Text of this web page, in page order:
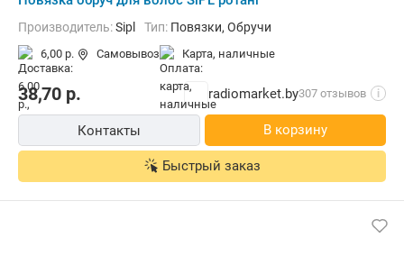
Производитель:Sipl Тип: Повязки, Обручи
6,00 р. Самовывоз карта, наличные
38,70 р. radiomarket.by307 отзывов i
Контакты В корзину
Быстрый заказ